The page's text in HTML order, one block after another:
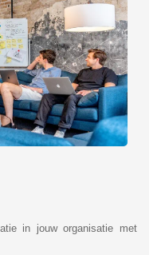
in jouw organisatie met